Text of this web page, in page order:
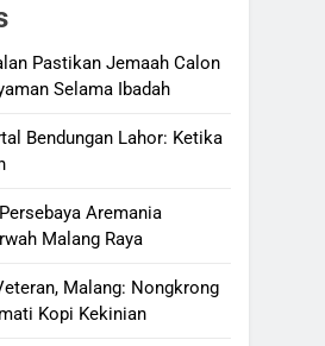
Pastikan Jemaah Calon
Selama Ibadah
Bendungan Lahor: Ketika
Aremania
Malang Raya
Malang: Nongkrong
Kopi Kekinian